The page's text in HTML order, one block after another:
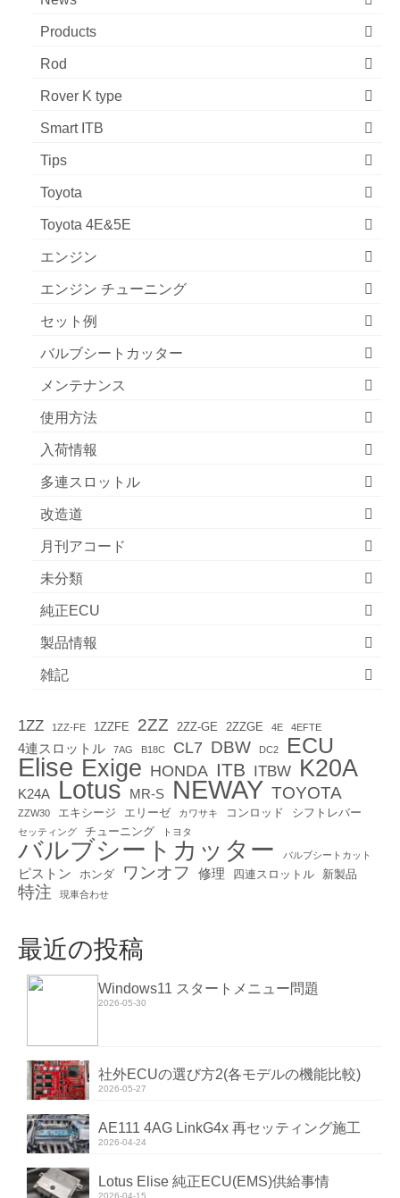
Products
Rod
Rover K type
Smart ITB
Tips
Toyota
Toyota 4E&5E
エンジン
エンジン チューニング
セット例
バルブシートカッター
メンテナンス
使用方法
入荷情報
多連スロットル
改造道
月刊アコード
未分類
純正ECU
製品情報
雑記
1ZZ 1ZZ-FE 1ZZFE 2ZZ 2ZZ-GE 2ZZGE 4E 4EFTE
4連スロットル 7AG B18C CL7 DBW DC2 ECU
Elise Exige HONDA ITB ITBW K20A
K24A Lotus MR-S NEWAY TOYOTA
ZZW30 エキシージ エリーゼ カワサキ コンロッド シフトレバー
セッティング チューニング トヨタ
バルブシートカッター バルブシートカット
ピストン ホンダ ワンオフ 修理 四連スロットル 新製品
特注 現車合わせ
最近の投稿
Windows11 スタートメニュー問題
2026-05-30
社外ECUの選び方2(各モデルの機能比較)
2026-05-27
AE111 4AG LinkG4x 再セッティング施工
2026-04-24
Lotus Elise 純正ECU(EMS)供給事情
2026-04-15